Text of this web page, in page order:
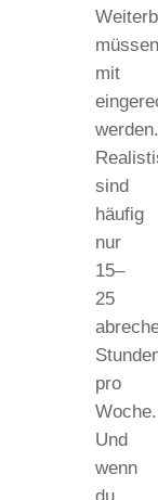
mit
sind
häufig
nur
15–
25
pro
Woche.
Und
wenn